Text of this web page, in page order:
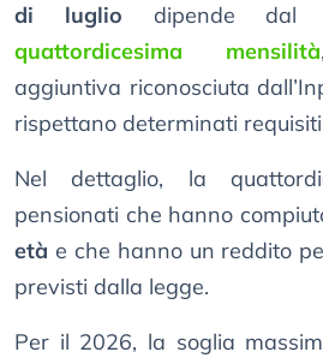
di luglio dipende dal
quattordicesima mensilità
aggiuntiva riconosciuta
rispettano determinati
Nel dettaglio, la
pensionati che hanno
età e che hanno un reddito
previsti dalla legge.
Per il 2026, la soglia